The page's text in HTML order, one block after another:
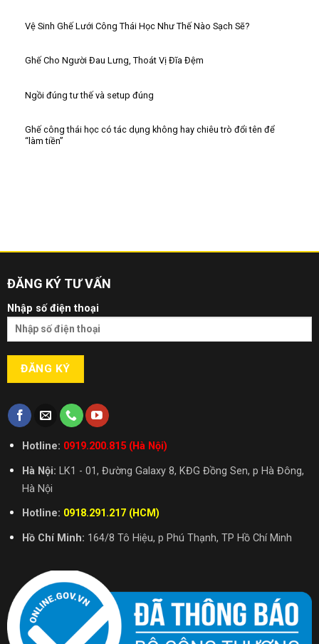
Vệ Sinh Ghế Lưới Công Thái Học Như Thế Nào Sạch Sẽ?
Ghế Cho Người Đau Lưng, Thoát Vị Đĩa Đệm
Ngồi đúng tư thế và setup đúng
Ghế công thái học có tác dụng không hay chiêu trò đổi tên để
“làm tiền”
ĐĂNG KÝ TƯ VẤN
Nhập số điện thoại
Hotline: 0919.200.815 (Hà Nội)
Hà Nội: LK1 - 01, Đường Galaxy 8, KĐG Đồng Sen, p Hà Đông,
Hà Nội
Hotline: 0918.291.217 (HCM)
Hồ Chí Minh: 164/8 Tô Hiệu, p Phú Thạnh, TP Hồ Chí Minh